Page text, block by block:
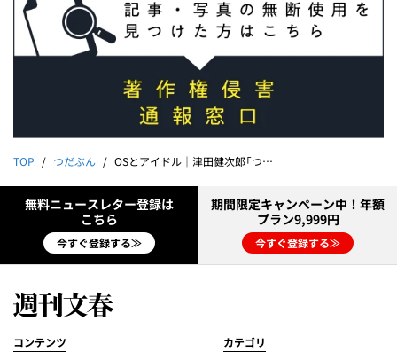
TOP つだぶん OSとアイドル｜津田健次郎「つだぶん」
無料ニュースレター登録は
こちら
今すぐ登録する≫
期間限定キャンペーン中！年額
プラン9,999円
今すぐ登録する≫
コンテンツ カテゴリ